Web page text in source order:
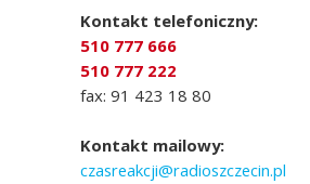
Kontakt telefoniczny:
510 777 666
510 777 222
fax: 91 423 18 80
Kontakt mailowy:
czasreakcji@radioszczecin.pl